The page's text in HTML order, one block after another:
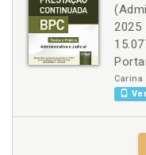
2025
Carina